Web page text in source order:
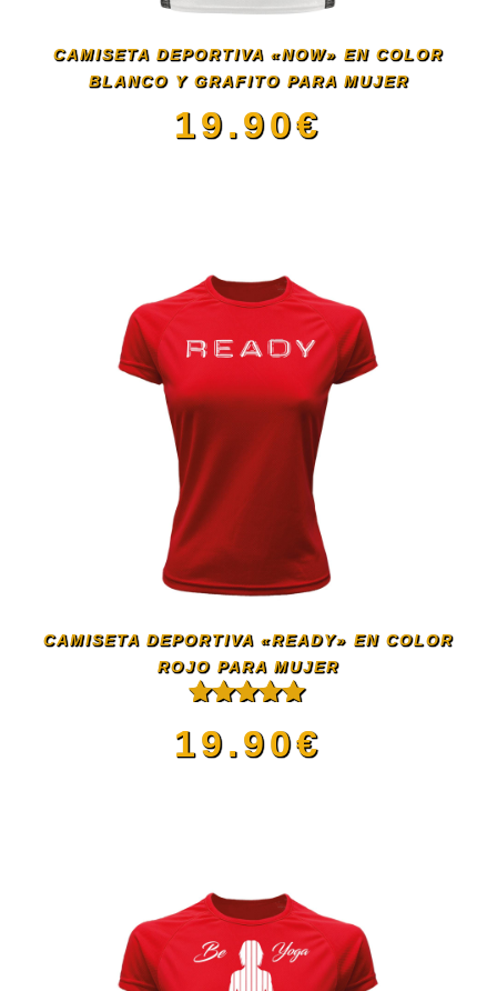
se
pueden
elegir
la
página
de
producto
CAMISETA DEPORTIVA «NOW» EN COLOR
BLANCO Y GRAFITO PARA MUJER
19.90€
tiene
múltiples
variantes.
Las
opciones
se
pueden
elegir
página
de
CAMISETA DEPORTIVA «READY» EN COLOR
ROJO PARA MUJER
con5.00de
19.90€
tiene